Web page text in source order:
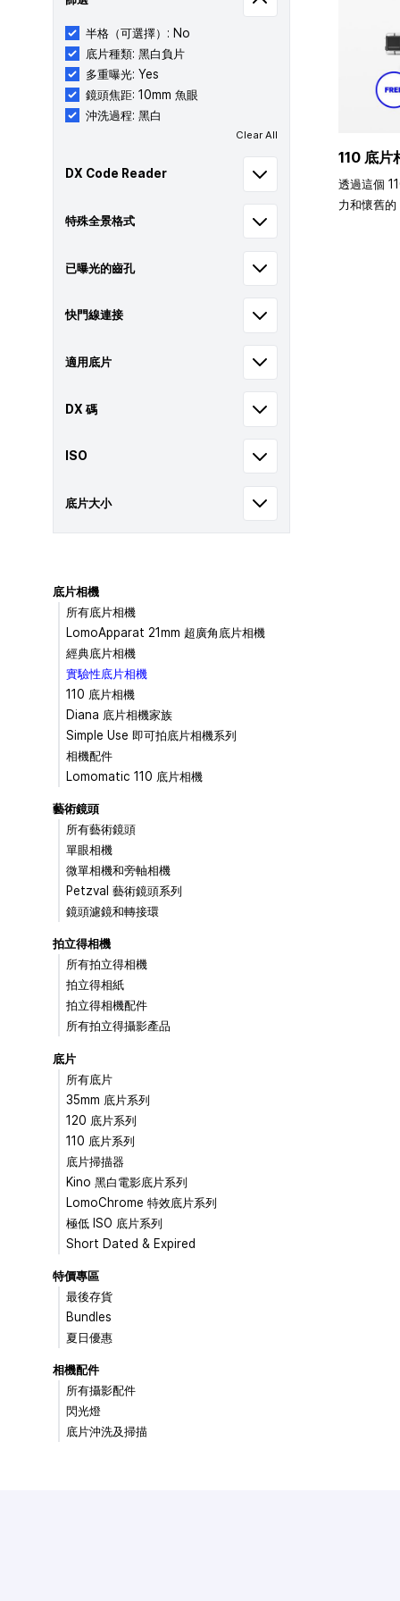
半格（可選擇）: No
底片種類: 黑白負片
多重曝光: Yes
鏡頭焦距: 10mm 魚眼
沖洗過程: 黑白
Clear All
DX Code Reader
特殊全景格式
已曝光的齒孔
快門線連接
適用底片
DX 碼
ISO
底片大小
110 底片
透過這個
力和懷舊
底片相機
所有底片相機
LomoApparat 21mm 超廣角底片相機
經典底片相機
實驗性底片相機
110 底片相機
Diana 底片相機家族
Simple Use 即可拍底片相機系列
相機配件
Lomomatic 110 底片相機
藝術鏡頭
所有藝術鏡頭
單眼相機
微單相機和旁軸相機
Petzval 藝術鏡頭系列
鏡頭濾鏡和轉接環
拍立得相機
所有拍立得相機
拍立得相紙
拍立得相機配件
所有拍立得攝影產品
底片
所有底片
35mm 底片系列
120 底片系列
110 底片系列
底片掃描器
Kino 黑白電影底片系列
LomoChrome 特效底片系列
極低 ISO 底片系列
Short Dated & Expired
特價專區
最後存貨
Bundles
夏日優惠
相機配件
所有攝影配件
閃光燈
底片沖洗及掃描